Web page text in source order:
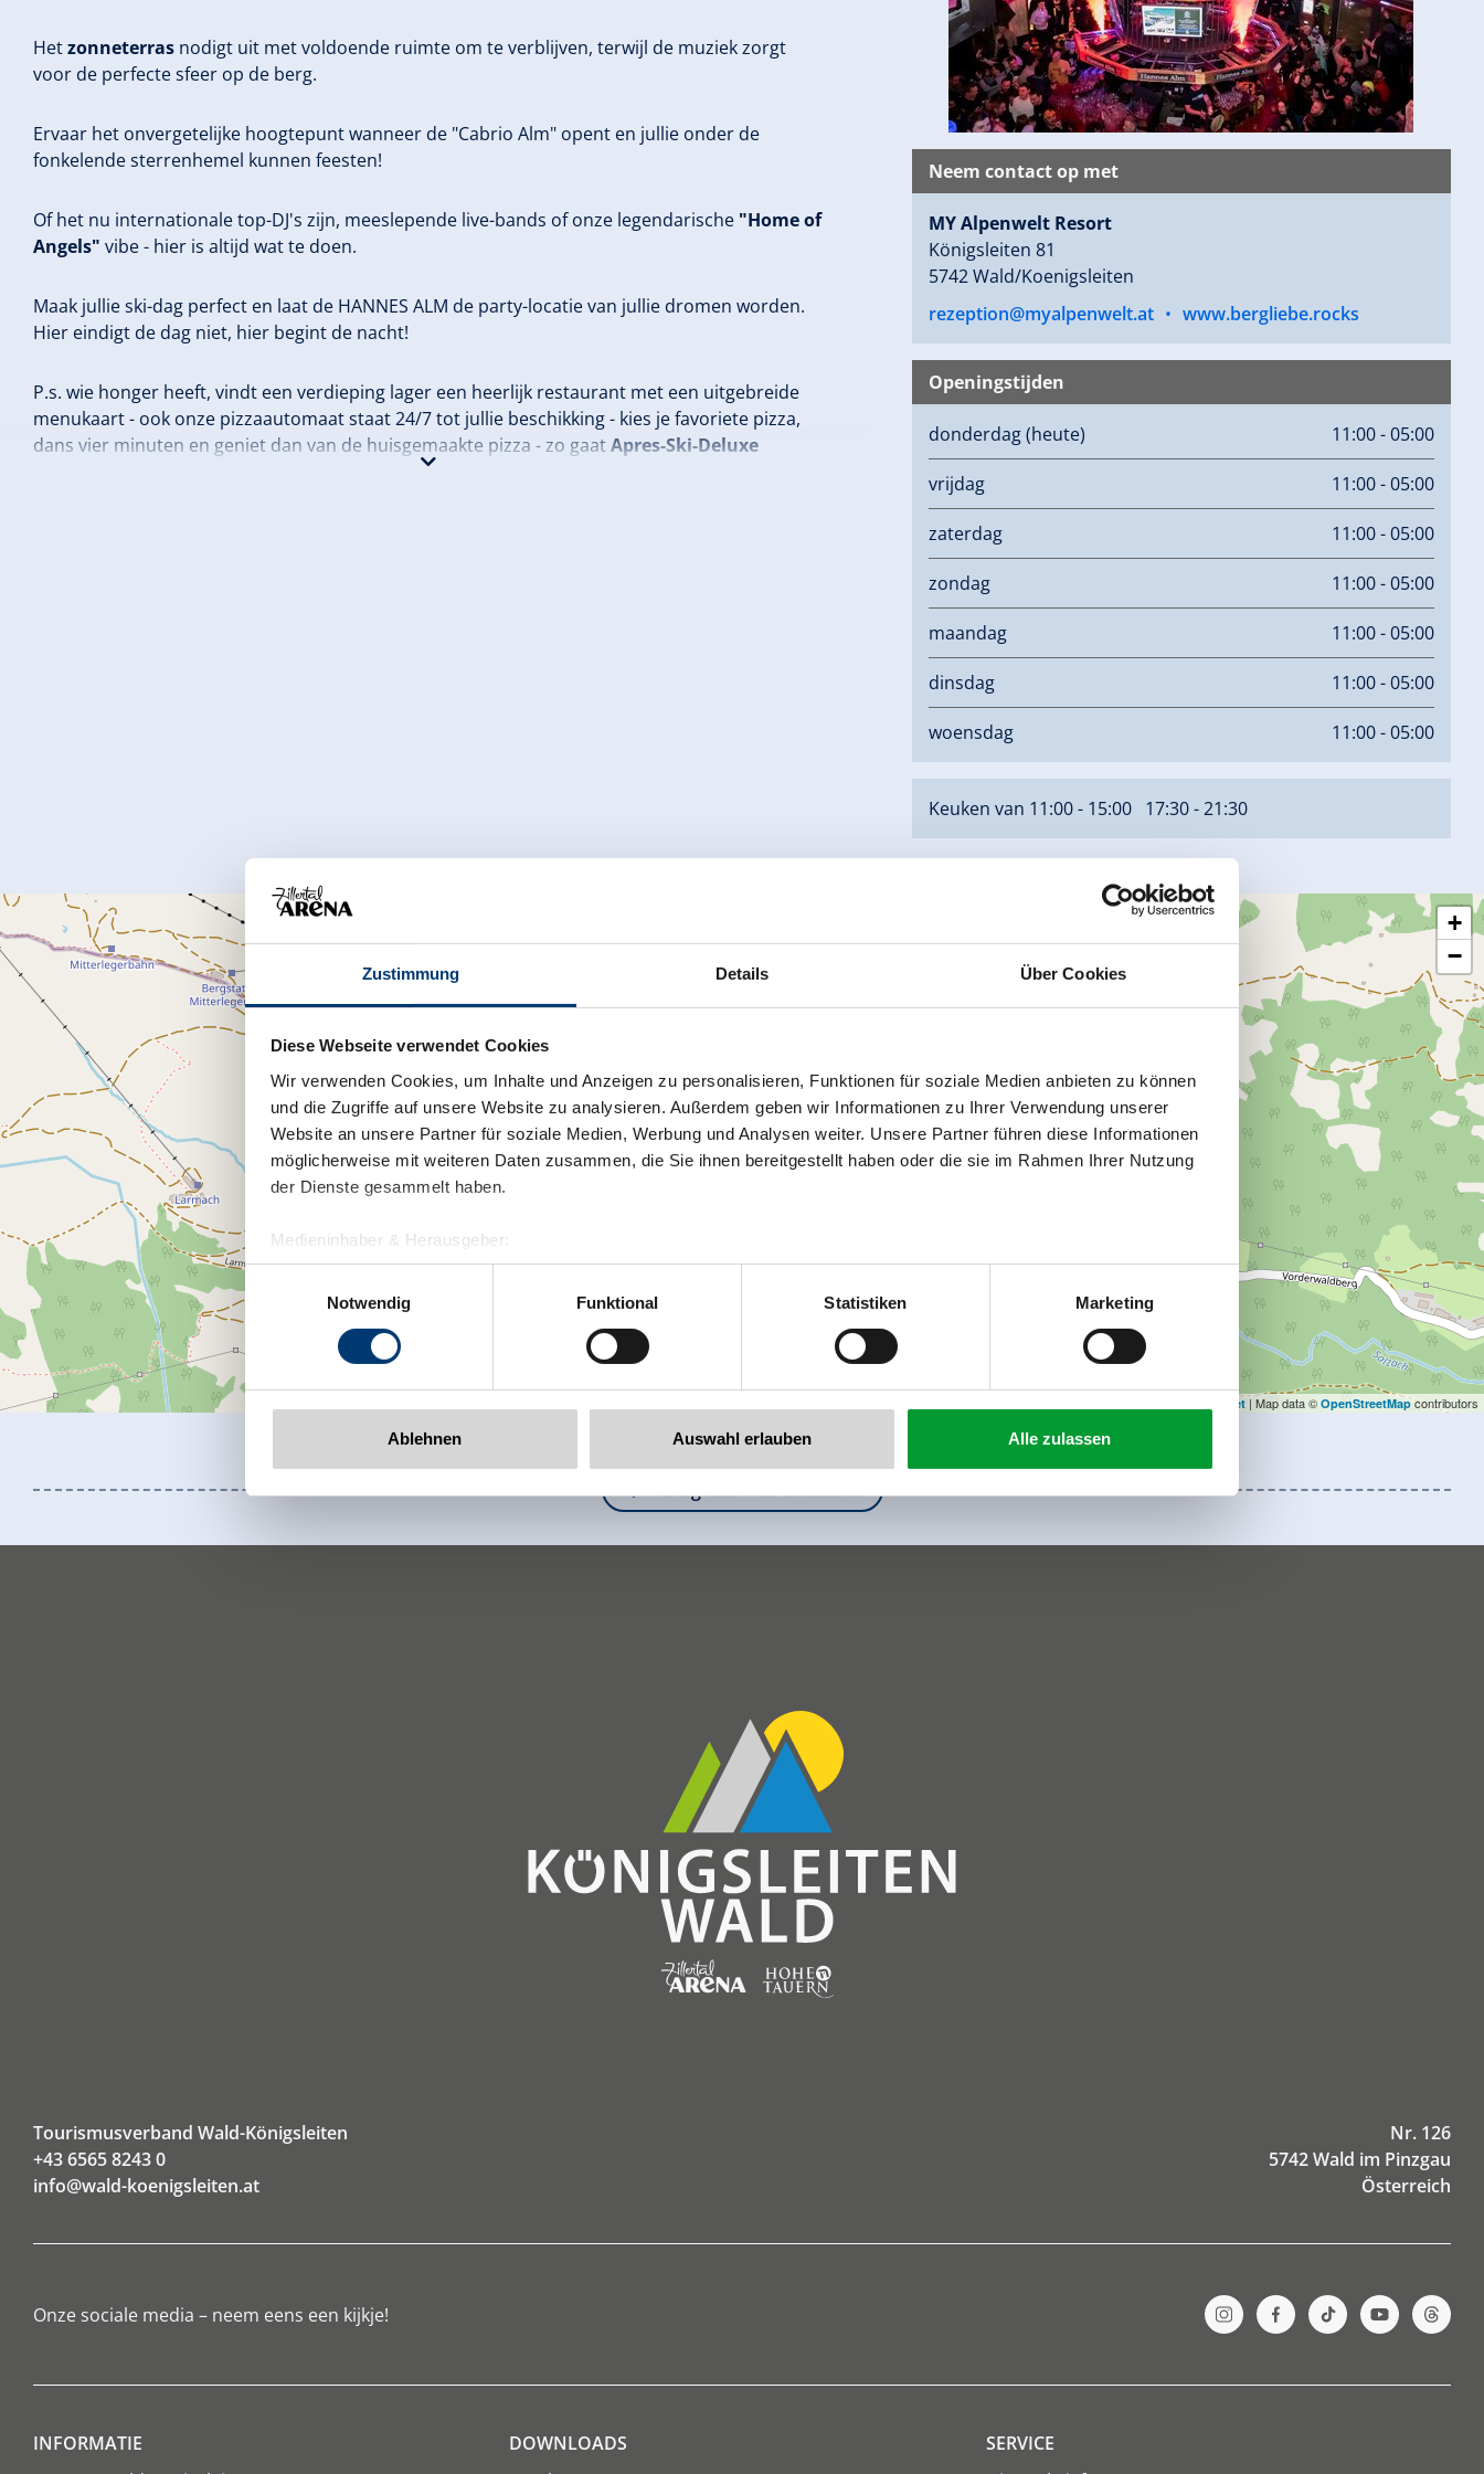
Zustimmung Details Über Cookies
Diese Webseite verwendet Cookies
Wir verwenden Cookies, um Inhalte und Anzeigen zu personalisieren, Funktionen für soziale Medien anbieten zu können
und die Zugriffe auf unsere Website zu analysieren. Außerdem geben wir Informationen zu Ihrer Verwendung unserer
Website an unsere Partner für soziale Medien, Werbung und Analysen weiter. Unsere Partner führen diese Informationen
möglicherweise mit weiteren Daten zusammen, die Sie ihnen bereitgestellt haben oder die sie im Rahmen Ihrer Nutzung
der Dienste gesammelt haben.
Medieninhaber & Herausgeber:
Zeller Bergbahnen Zillertal GmbH & Co KG
Rohr 23// A-6280 Zell am Ziller
www.zillertalarena.com
Notwendig
Funktional Statistiken Marketing
Ablehnen Auswahl erlauben Alle zulassen
Hetzonneterras nodigt uit met voldoende ruimte om te verblijven, terwijl de muziek zorgt
voor de perfecte sfeer op de berg.
Ervaar het onvergetelijke hoogtepunt wanneer de "Cabrio Alm" opent en jullie onder de
fonkelende sterrenhemel kunnen feesten!
Of het nu internationale top-DJ's zijn, meeslepende live-bands of onze legendarische "Home of
Angels" vibe - hier is altijd wat te doen.
Maak jullie ski-dag perfect en laat de HANNES ALM de party-locatie van jullie dromen worden.
Hier eindigt de dag niet, hier begint de nacht!
P.s. wie honger heeft, vindt een verdieping lager een heerlijk restaurant met een uitgebreide
menukaart - ook onze pizzaautomaat staat 24/7 tot jullie beschikking - kies je favoriete pizza,
dans vier minuten en geniet dan van de huisgemaakte pizza - zo gaatApres-Ski-Deluxe
Neem contact op met
MY Alpenwelt Resort
Königsleiten 81
5742 Wald/Koenigsleiten
rezeption@myalpenwelt.at • www.bergliebe.rocks
Openingstijden
donderdag(heute) 11:00 - 05:00
vrijdag 11:00 - 05:00
zaterdag 11:00 - 05:00
zondag 11:00 - 05:00
maandag 11:00 - 05:00
dinsdag 11:00 - 05:00
woensdag 11:00 - 05:00
Keuken van 11:00 - 15:00 17:30 - 21:30
1# Apres Ski Bar Hannes Alm
Königsleiten 81
5742 Wald/Koenigsleiten
×
+
−
Leaflet | Map data © OpenStreetMapcontributors
Terug naar het overzicht
Tourismusverband Wald-Königsleiten
+43 6565 8243 0
info@wald-koenigsleiten.at
Nr. 126
5742 Wald im Pinzgau
Österreich
Onze sociale media – neem eens een kijkje!
INFORMATIE
DOWNLOADS
SERVICE